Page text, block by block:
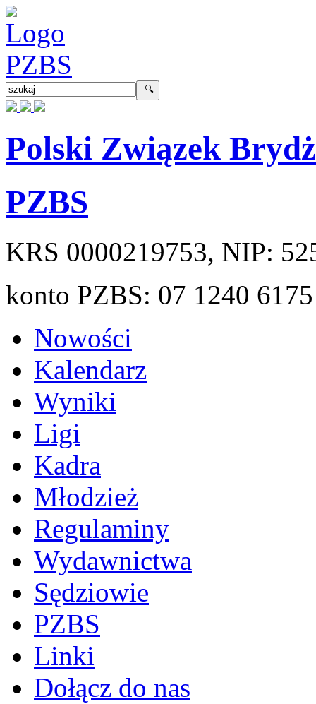
Polski Związek
PZBS
KRS 0000219753, NIP:
konto PZBS: 07 1240
Nowości
Kalendarz
Wyniki
Ligi
Kadra
Młodzież
Regulaminy
Wydawnictwa
Sędziowie
PZBS
Linki
Dołącz do nas